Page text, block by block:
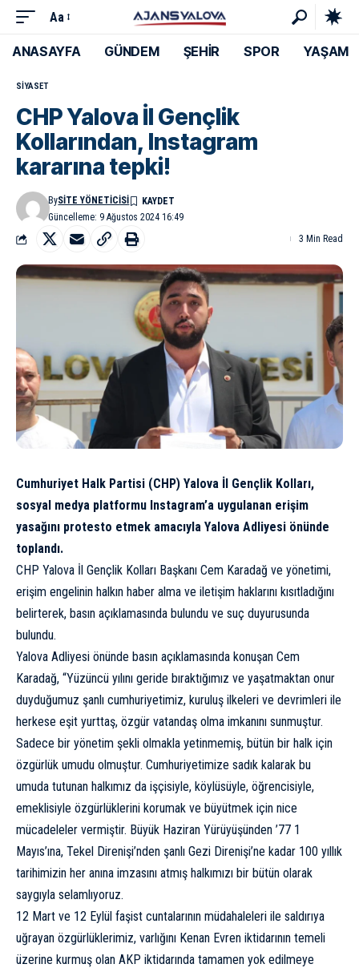
Aa
ANASAYFA GÜNDEM ŞEHİR SPOR YAŞAM
SIYASET
CHP Yalova İl Gençlik
Kollarından, Instagram
kararına tepki!
Güncelleme: 9 Ağustos 2024 16:49
BySITE YÖNETICISI
3 Min Read
Cumhuriyet Halk Partisi (CHP) Yalova İl Gençlik Kolları,
sosyal medya platformu Instagram’a uygulanan erişim
yasağını protesto etmek amacıyla Yalova Adliyesi önünde
toplandı.
CHP Yalova İl Gençlik Kolları Başkanı Cem Karadağ ve yönetimi,
erişim engelinin halkın haber alma ve iletişim haklarını kısıtladığını
belirterek, basın açıklamasında bulundu ve suç duyurusunda
bulundu.
Yalova Adliyesi önünde basın açıklamasında konuşan Cem
Karadağ, “Yüzüncü yılını geride bıraktığımız ve yaşatmaktan onur
duyduğumuz şanlı cumhuriyetimiz, kuruluş ilkeleri ve devrimleri ile
herkese eşit yurttaş, özgür vatandaş olma imkanını sunmuştur.
Sadece bir yönetim şekli olmakla yetinmemiş, bütün bir halk için
özgürlük umudu olmuştur. Cumhuriyetimize sadık kalarak bu
umuda tutunan halkımız da işçisiyle, köylüsüyle, öğrencisiyle,
emeklisiyle özgürlüklerini korumak ve büyütmek için nice
mücadeleler vermiştir. Büyük Haziran Yürüyüşünden ’77 1
Mayıs’ına, Tekel Direnişi’nden şanlı Gezi Direnişi’ne kadar 100 yıllık
tarihimizin her anına imzasını atmış halkımızı bir bütün olarak
saygıyla selamlıyoruz.
12 Mart ve 12 Eylül faşist cuntalarının müdahaleleri ile saldırıya
uğrayan özgürlüklerimiz, varlığını Kenan Evren iktidarının temeli
üzerine kurmuş olan AKP iktidarında tamamen yok edilmeye